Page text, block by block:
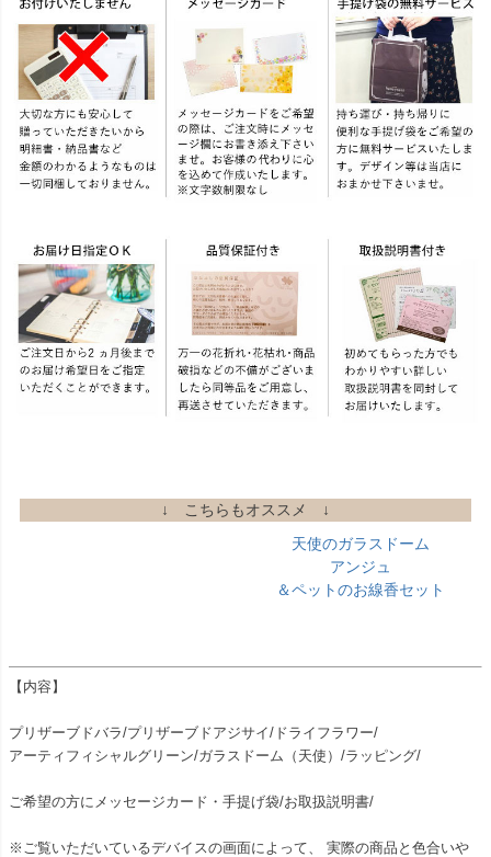
↓ こちらもオススメ ↓
天使のガラスドーム
アンジュ
＆ペットのお線香セット
【内容】
プリザーブドバラ/プリザーブドアジサイ/ドライフラワー/
アーティフィシャルグリーン/ガラスドーム（天使）/ラッピング/
ご希望の方にメッセージカード・手提げ袋/お取扱説明書/
※ご覧いただいているデバイスの画面によって、 実際の商品と色合いや